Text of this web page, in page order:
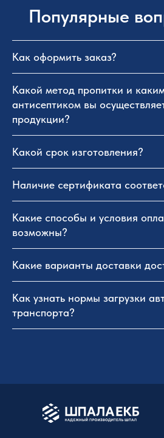
Популярные
Как оформить заказ?
Какой метод пропитки и
антисептиком вы
продукции?
Какой срок изготовления?
Наличие сертификата
Какие способы и условия
возможны?
Какие варианты доставки
Как узнать нормы загрузки
транспорта?